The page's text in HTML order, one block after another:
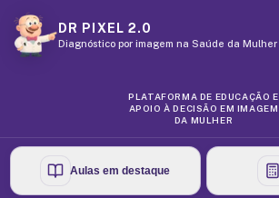
DR PIXEL 2.0
Diagnóstico por imagem na Saúde da Mulher
PLATAFORMA DE EDUCAÇÃO E
APOIO À DECISÃO EM IMAGEM
DA MULHER
Aulas em destaque